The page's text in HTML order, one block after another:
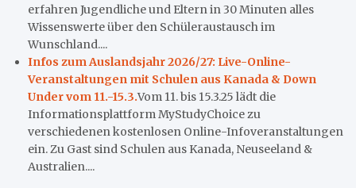
erfahren Jugendliche und Eltern in 30 Minuten alles
Wissenswerte über den Schüleraustausch im
Wunschland....
Infos zum Auslandsjahr 2026/27: Live-Online-
Veranstaltungen mit Schulen aus Kanada & Down
Under vom 11.-15.3.Vom 11. bis 15.3.25 lädt die
Informationsplattform MyStudyChoice zu
verschiedenen kostenlosen Online-Infoveranstaltungen
ein. Zu Gast sind Schulen aus Kanada, Neuseeland &
Australien....